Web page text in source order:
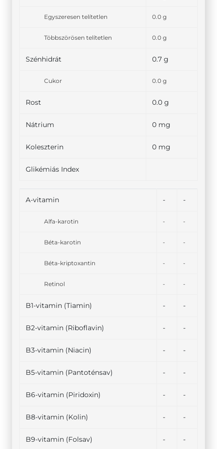
Egyszeresen telítetlen 0.0 g
Többszörösen telítetlen 0.0 g
Szénhidrát 0.7 g
Cukor 0.0 g
Rost 0.0 g
Nátrium 0 mg
Koleszterin 0 mg
Glikémiás Index
A-vitamin - -
Alfa-karotin - -
Béta-karotin - -
Béta-kriptoxantin - -
Retinol - -
B1-vitamin (Tiamin) - -
B2-vitamin (Riboflavin) - -
B3-vitamin (Niacin) - -
B5-vitamin (Pantoténsav) - -
B6-vitamin (Piridoxin) - -
B8-vitamin (Kolin) - -
B9-vitamin (Folsav) - -